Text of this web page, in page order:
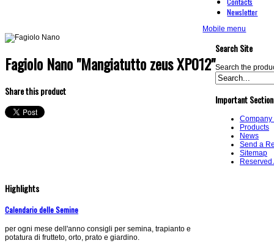
Newsletter
Mobile menu
Fagiolo Nano "Mangiatutto zeus XP012"
Share this product
Search Site
Search the
Important
Company
Products
News
Send a
Sitemap
Reserved
Highlights
Calendario delle Semine
per ogni mese dell'anno consigli per semina, trapianto e
potatura di frutteto, orto, prato e giardino.